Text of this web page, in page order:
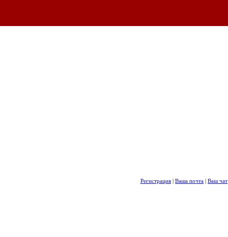
Регистрация | Ваша почта | Ваш чат